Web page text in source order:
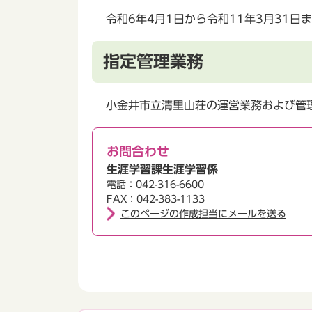
令和6年4月1日から令和11年3月31日
指定管理業務
小金井市立清里山荘の運営業務および管
お問合わせ
生涯学習課生涯学習係
電話：042-316-6600
FAX：042-383-1133
このページの作成担当にメールを送る